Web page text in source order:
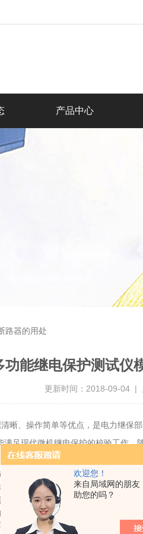
欢迎您！
来自局域网的朋友
助您的吗？
产品中心
路器的用处
功能继电保护测试仪
更新时间：2018-09-04 |
晰、操作简单等优点，是电力继保
足现代微机继电保护的校验工作
完成各种测试功能，改变了老式
享，输出级采用*的高精度超线性
高，已不能满足现代微机继电保护
及在备用电源自投装置试验等项目中替代
试验将不受外界因素影响，从而缩短调试